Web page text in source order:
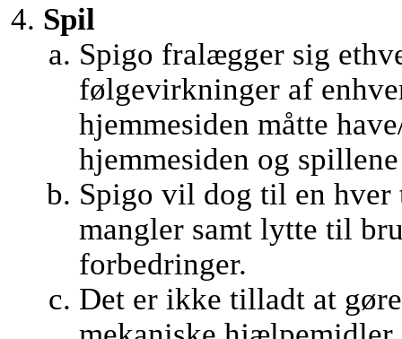
Spil
Spigo fralægger sig
følgevirkninger af
hjemmesiden måtte
hjemmesiden og
Spigo vil dog til en hver
mangler samt lytte til
forbedringer.
Det er ikke tilladt at